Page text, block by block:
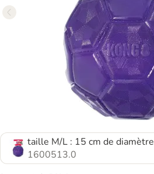
taille M/L : 15 cm de diamètre
1600513.0